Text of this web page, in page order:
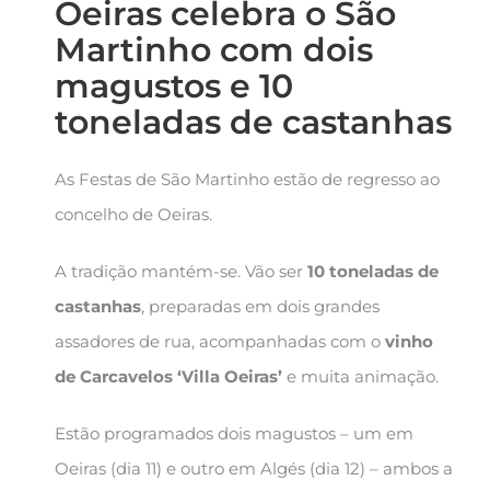
Oeiras celebra o São
Martinho com dois
magustos e 10
toneladas de castanhas
As Festas de São Martinho estão de regresso ao
concelho de Oeiras.
A tradição mantém-se. Vão ser 10 toneladas de
castanhas, preparadas em dois grandes
assadores de rua, acompanhadas com o vinho
de Carcavelos ‘Villa Oeiras’e muita animação.
Estão programados dois magustos – um em
Oeiras (dia 11) e outro em Algés (dia 12) – ambos a